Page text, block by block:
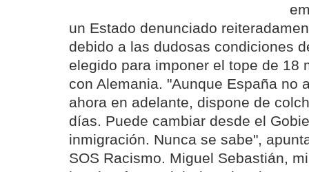
un Estado denunciado
debido a las dudosas condiciones
elegido para imponer el tope de 18
con Alemania. "Aunque España no
ahora en adelante, dispone de
días. Puede cambiar desde el
inmigración. Nunca se sabe",
SOS Racismo. Miguel Sebastián,